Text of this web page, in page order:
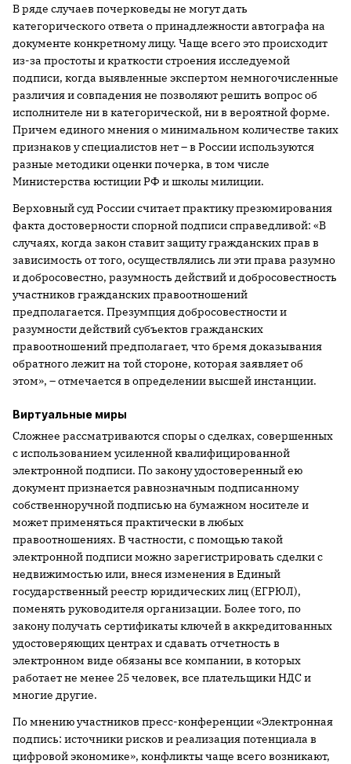
В ряде случаев почерковеды не могут дать
категорического ответа о принадлежности автографа на
документе конкретному лицу. Чаще всего это происходит
из-за простоты и краткости строения исследуемой
подписи, когда выявленные экспертом немногочисленные
различия и совпадения не позволяют решить вопрос об
исполнителе ни в категорической, ни в вероятной форме.
Причем единого мнения о минимальном количестве таких
признаков у специалистов нет – в России используются
разные методики оценки почерка, в том числе
Министерства юстиции РФ и школы милиции.
Верховный суд России считает практику презюмирования
факта достоверности спорной подписи справедливой: «В
случаях, когда закон ставит защиту гражданских прав в
зависимость от того, осуществлялись ли эти права разумно
и добросовестно, разумность действий и добросовестность
участников гражданских правоотношений
предполагается. Презумпция добросовестности и
разумности действий субъектов гражданских
правоотношений предполагает, что бремя доказывания
обратного лежит на той стороне, которая заявляет об
этом», – отмечается в определении высшей инстанции.
Виртуальные миры
Сложнее рассматриваются споры о сделках, совершенных
с использованием усиленной квалифицированной
электронной подписи. По закону удостоверенный ею
документ признается равнозначным подписанному
собственноручной подписью на бумажном носителе и
может применяться практически в любых
правоотношениях. В частности, с помощью такой
электронной подписи можно зарегистрировать сделки с
недвижимостью или, внеся изменения в Единый
государственный реестр юридических лиц (ЕГРЮЛ),
поменять руководителя организации. Более того, по
закону получать сертификаты ключей в аккредитованных
удостоверяющих центрах и сдавать отчетность в
электронном виде обязаны все компании, в которых
работает не менее 25 человек, все плательщики НДС и
многие другие.
По мнению участников пресс-конференции «Электронная
подпись: источники рисков и реализация потенциала в
цифровой экономике», конфликты чаще всего возникают,